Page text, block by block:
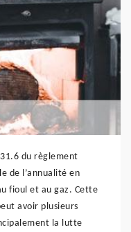
du règlement
de l’annualité en
fioul et au gaz. Cette
avoir plusieurs
la lutte